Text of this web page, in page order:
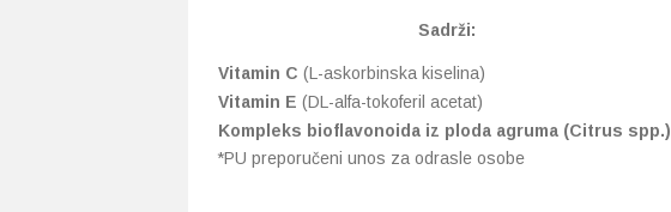
Sadrži:
Vitamin C (L-askorbinska kiselina)
Vitamin E (DL-alfa-tokoferil acetat)
Kompleks bioflavonoida iz ploda agruma (Citrus spp.)
*PU preporučeni unos za odrasle osobe